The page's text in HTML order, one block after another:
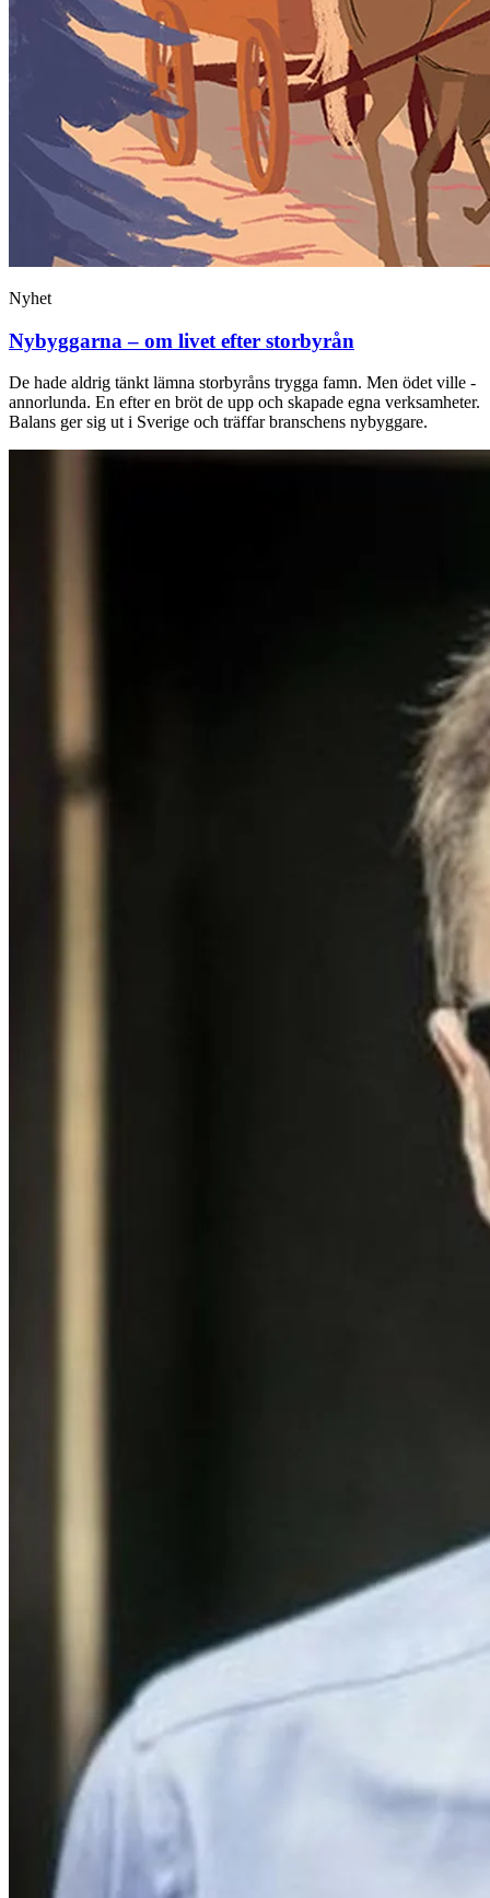
Nyhet
Nybyggarna – om livet efter storbyrån
De hade aldrig tänkt lämna storbyråns trygga famn. Men ödet ville ­
annorlunda. En efter en bröt de upp och ­skapade egna verksamheter.
Balans ger sig ut i Sverige och träffar branschens ­nybyggare.